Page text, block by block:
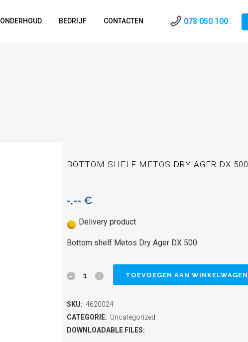
078 050 100
ONDERHOUD BEDRIJF CONTACTEN
BOTTOM SHELF METOS DRY AGER DX 500
-,-- €
Delivery product
Bottom shelf Metos Dry Ager DX 500
Bottom
Metos
Dry
TOEVOEGEN AAN WINKELWAGEN
SKU: 4620024
CATEGORIE: Uncategorized
DOWNLOADABLE FILES: